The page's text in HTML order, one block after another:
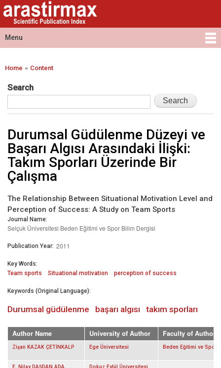
Skip to
main
content
Arastirmax
- Scientific
Publication
Index
Arastirmax
Scientific
Publication
Index
Menu
Main menu
You are here
Home » Content
Search
Durumsal Güdülenme Düzeyi ve
Başarı Algısı Arasındaki İlişki:
Takım Sporları Üzerinde Bir
Çalışma
The Relationship Between Situational Motivation Level and
Perception of Success: A Study on Team Sports
Journal Name:
Selçuk Üniversitesi Beden Eğitimi ve Spor Bilim Dergisi
Publication Year: 2011
Key Words:
Team sports
Situational motivation perception of success
Keywords (Original Language):
Durumsal güdülenme başarı algısı takım sporları
Author Name University of Author Faculty of Author
Zişan KAZAK ÇETİNKALP Ege Üniversitesi Beden Eğitimi ve Spor